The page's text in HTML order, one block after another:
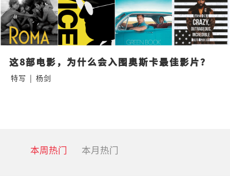
这8部电影，为什么会入围奥斯卡最佳影片？
特写 | 杨剑
本周热门 本月热门